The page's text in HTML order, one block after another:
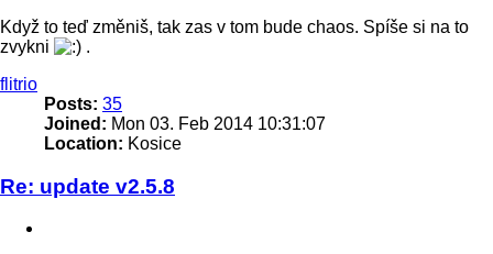
Když to teď změniš, tak zas v tom bude chaos. Spíše si na to
zvykni
.
flitrio
Posts: 35
Joined: Mon 03. Feb 2014 10:31:07
Location: Kosice
Re: update v2.5.8